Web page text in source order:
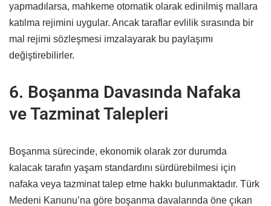
yapmadılarsa, mahkeme otomatik olarak edinilmiş mallara
katılma rejimini uygular. Ancak taraflar evlilik sırasında bir
mal rejimi sözleşmesi imzalayarak bu paylaşımı
değiştirebilirler.
6. Boşanma Davasında Nafaka
ve Tazminat Talepleri
Boşanma sürecinde, ekonomik olarak zor durumda
kalacak tarafın yaşam standardını sürdürebilmesi için
nafaka veya tazminat talep etme hakkı bulunmaktadır. Türk
Medeni Kanunu’na göre boşanma davalarında öne çıkan